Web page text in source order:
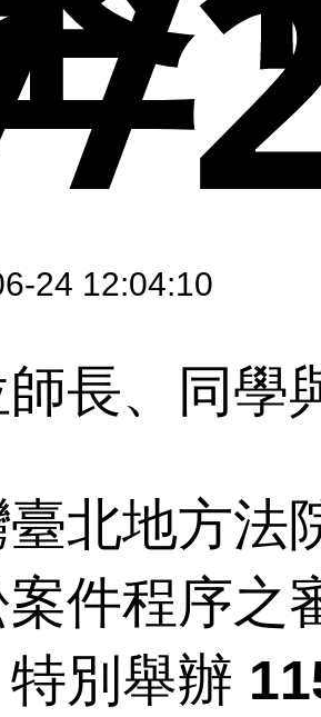
師
24 12:04:10
長、同學
北地方法
件程序之
別舉辦